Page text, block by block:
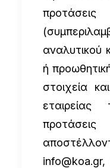
αναλυτικού
ή
στοιχεία
info@koa.gr,